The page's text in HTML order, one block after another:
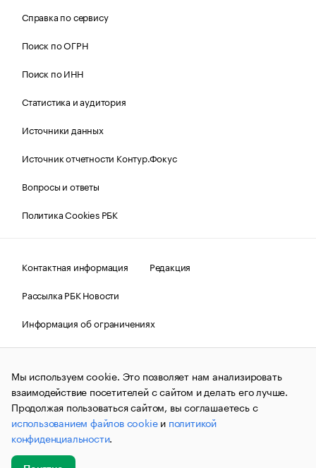
Справка по сервису
Поиск по ОГРН
Поиск по ИНН
Статистика и аудитория
Источники данных
Источник отчетности Контур.Фокус
Вопросы и ответы
Политика Cookies РБК
Контактная информация
Редакция
Рассылка РБК Новости
Информация об ограничениях
Правовая информация
О соблюдении авторских прав
© АО «РОСБИЗНЕСКОНСАЛТИНГ»,1995–2026.Сообщения
и материалы информационного агентства «РБК»
(зарегистрировано Федеральной службой по надзору в сфере
связи, информационных технологий и массовых
коммуникаций (Роскомнадзор) 09.12.2015 за номером ИА
№ФС77-63848) сопровождаются пометкой «РБК». Отдельные
публикации могут содержать информацию,
не предназначенную для пользователей
Мы используем cookie. Это позволяет нам анализировать
взаимодействие посетителей с сайтом и делать его лучше.
Продолжая пользоваться сайтом, вы соглашаетесь с
использованием файлов cookieи политикой
конфиденциальности.